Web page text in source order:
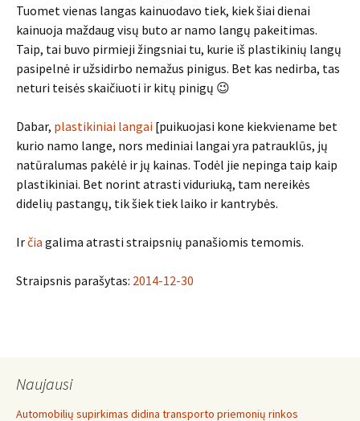
Tuomet vienas langas kainuodavo tiek, kiek šiai dienai
kainuoja maždaug visų buto ar namo langų pakeitimas.
Taip, tai buvo pirmieji žingsniai tu, kurie iš plastikinių langų
pasipelnė ir užsidirbo nemažus pinigus. Bet kas nedirba, tas
neturi teisės skaičiuoti ir kitų pinigų 😉
Dabar, plastikiniai langai [puikuojasi kone kiekviename bet
kurio namo lange, nors mediniai langai yra patrauklūs, jų
natūralumas pakėlė ir jų kainas. Todėl jie nepinga taip kaip
plastikiniai. Bet norint atrasti viduriuką, tam nereikės
didelių pastangų, tik šiek tiek laiko ir kantrybės.
Irčia galima atrasti straipsnių panašiomis temomis.
Straipsnis parašytas: 2014-12-30
Naujausi
Automobilių supirkimas didina transporto priemonių rinkos